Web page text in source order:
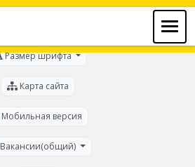
Размер шрифта
Карта сайта
Мобильная версия
Вакансии(общий)